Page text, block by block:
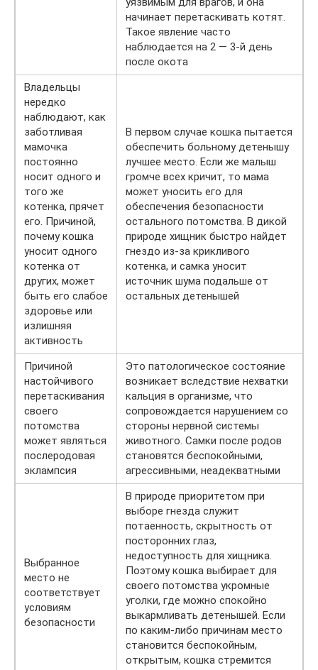
начинает перетаскивать котят.
Такое явление часто
наблюдается на 2 — 3-й день
после окота
Владельцы
нередко
наблюдают, как
заботливая
мамочка
постоянно
носит одного и
того же
котенка, прячет
его. Причиной,
почему кошка
уносит одного
котенка от
других, может
быть его слабое
здоровье или
излишняя
активность
В первом случае кошка пытается
обеспечить больному детенышу
лучшее место. Если же малыш
громче всех кричит, то мама
может уносить его для
обеспечения безопасности
остального потомства. В дикой
природе хищник быстро найдет
гнездо из-за крикливого
котенка, и самка уносит
источник шума подальше от
остальных детенышей
Причиной
настойчивого
перетаскивания
своего
потомства
может являться
послеродовая
эклампсия
Это патологическое состояние
возникает вследствие нехватки
кальция в организме, что
сопровождается нарушением со
стороны нервной системы
животного. Самки после родов
становятся беспокойными,
агрессивными, неадекватными
Выбранное
место не
соответствует
условиям
безопасности
В природе приоритетом при
выборе гнезда служит
потаенность, скрытность от
посторонних глаз,
недоступность для хищника.
Поэтому кошка выбирает для
своего потомства укромные
уголки, где можно спокойно
выкармливать детенышей. Если
по каким-либо причинам место
становится беспокойным,
открытым, кошка стремится